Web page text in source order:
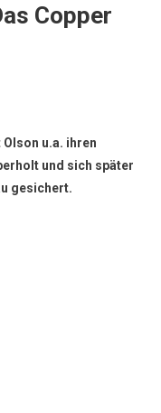
Copper
u.a. ihren
und sich später
gesichert.